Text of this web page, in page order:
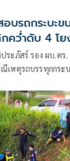
บรถกระบะข
คว่ำดับ 4 โ
ระภัสร์ รอง ผบ.ตร
เหตุรถบรรทุกกระ
หตุเกิดบริเวณถนน